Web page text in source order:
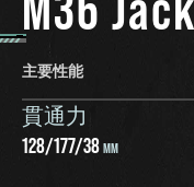
主要性能
貫通力
128/177/38MM